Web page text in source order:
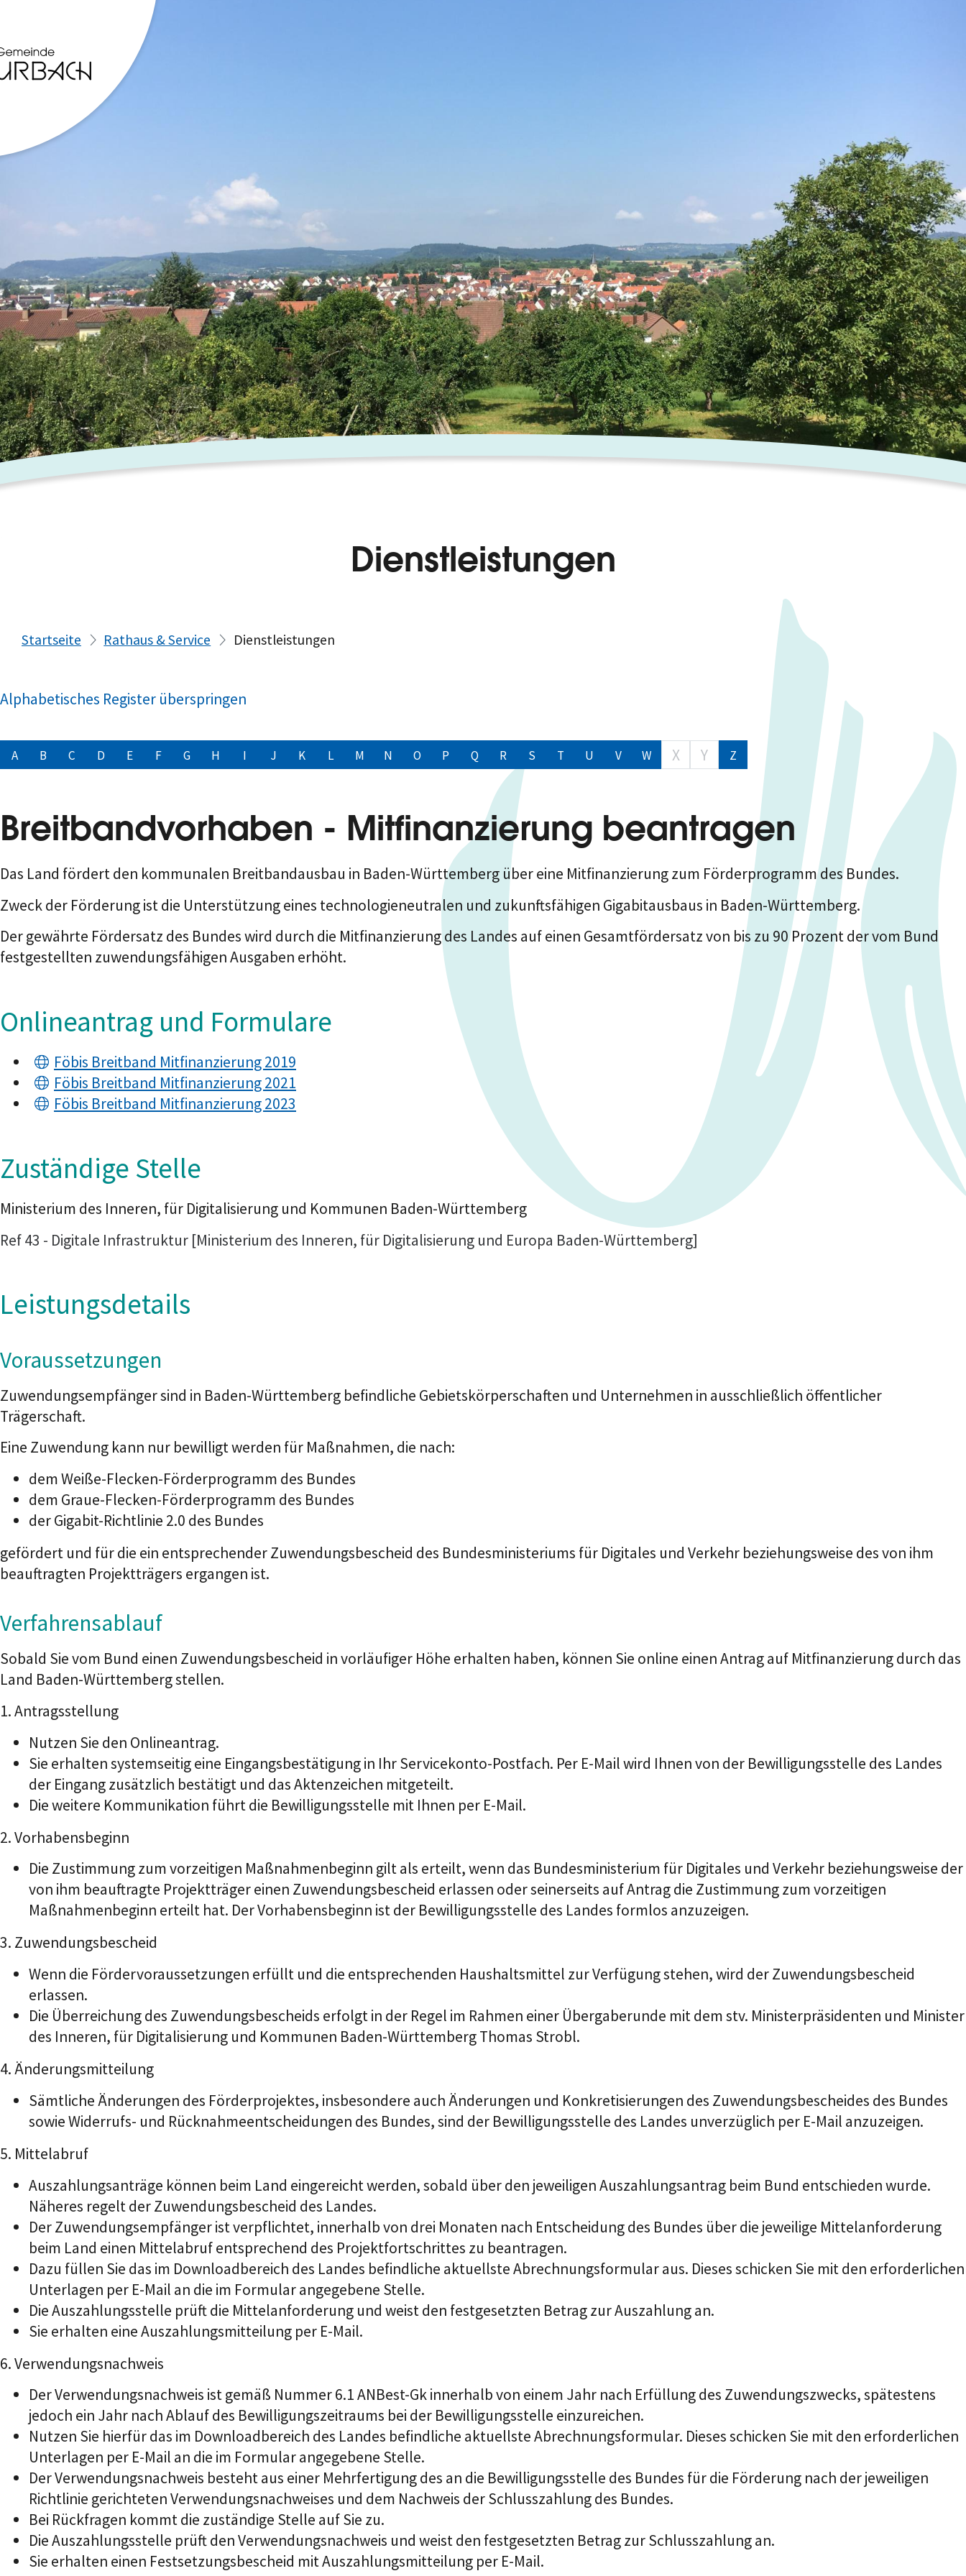
Dienstleistungen
Startseite Rathaus & Service Dienstleistungen
Alphabetisches Register überspringen
A B C D E F G H I J K L M N O P Q R S T U V W X Y Z
Breitbandvorhaben - Mitfinanzierung beantragen
Das Land fördert den kommunalen Breitbandausbau in Baden-Württemberg über eine Mitfinanzierung zum Förderprogramm des Bundes.
Zweck der Förderung ist die Unterstützung eines technologieneutralen und zukunftsfähigen Gigabitausbaus in Baden-Württemberg.
Dergewährte Fördersatz des Bundes wird durch die Mitfinanzierung des Landes auf einen Gesamtfördersatz von bis zu 90 Prozentder vom Bund
festgestellten zuwendungsfähigen Ausgaben erhöht.
Onlineantrag und Formulare
Föbis Breitband Mitfinanzierung 2019
Föbis Breitband Mitfinanzierung 2021
Föbis Breitband Mitfinanzierung 2023
Zuständige Stelle
Ministerium des Inneren, für Digitalisierung und Kommunen Baden-Württemberg
Ref 43 - Digitale Infrastruktur [Ministerium des Inneren, für Digitalisierung und Europa Baden-Württemberg]
Leistungsdetails
Voraussetzungen
Zuwendungsempfänger sind in Baden-Württemberg befindliche Gebietskörperschaften und Unternehmen in ausschließlich öffentlicher
Trägerschaft.
Eine Zuwendung kann nur bewilligt werden für Maßnahmen, die nach:
dem Weiße-Flecken-Förderprogramm des Bundes
dem Graue-Flecken-Förderprogramm des Bundes
der Gigabit-Richtlinie 2.0 des Bundes
gefördert und für die ein entsprechender Zuwendungsbescheid des Bundesministeriums für Digitales und Verkehr beziehungsweise des von ihm
beauftragten Projektträgers ergangen ist.
Verfahrensablauf
Sobald Sie vom Bund einen Zuwendungsbescheid in vorläufiger Höhe erhalten haben, können Sie online einen Antrag auf Mitfinanzierung durch das
Land Baden-Württemberg stellen.
1. Antragsstellung
Nutzen Sie den Onlineantrag.
Sie erhalten systemseitig eine Eingangsbestätigung in Ihr Servicekonto-Postfach. Per E-Mail wird Ihnen von der Bewilligungsstelle des Landes
der Eingang zusätzlich bestätigt und das Aktenzeichen mitgeteilt.
Die weitere Kommunikation führt die Bewilligungsstelle mit Ihnen per E-Mail.
2. Vorhabensbeginn
Die Zustimmung zum vorzeitigen Maßnahmenbeginn gilt als erteilt, wenn das Bundesministerium für Digitales und Verkehr beziehungsweise der
von ihm beauftragte Projektträger einen Zuwendungsbescheid erlassen oderseinerseits auf Antragdie Zustimmung zum vorzeitigen
Maßnahmenbeginn erteilt hat. Der Vorhabensbeginn ist der Bewilligungsstelle des Landes formlos anzuzeigen.
3. Zuwendungsbescheid
Wenn die Fördervoraussetzungen erfüllt und die entsprechenden Haushaltsmittel zur Verfügung stehen, wird der Zuwendungsbescheid
erlassen.
Die Überreichung des Zuwendungsbescheids erfolgt in der Regel im Rahmen einer Übergaberunde mit dem stv. Ministerpräsidenten und Minister
des Inneren, für Digitalisierung und Kommunen Baden-Württemberg Thomas Strobl.
4. Änderungsmitteilung
Sämtliche Änderungen des Förderprojektes, insbesondere auchÄnderungen und Konkretisierungen des Zuwendungsbescheides des Bundes
sowie Widerrufs- und Rücknahmeentscheidungen des Bundes,sind der Bewilligungsstelle des Landes unverzüglich per E-Mail anzuzeigen.
5. Mittelabruf
Auszahlungsanträge können beim Land eingereicht werden,sobald über den jeweiligen Auszahlungsantrag beim Bund entschiedenwurde.
Näheres regeltder Zuwendungsbescheid des Landes.
Der Zuwendungsempfänger ist verpflichtet, innerhalb von drei Monaten nach Entscheidung des Bundes über die jeweilige Mittelanforderung
beim Land einen Mittelabrufentsprechend des Projektfortschrittes zu beantragen.
Dazu füllen Sie das im Downloadbereich des Landes befindliche aktuellste Abrechnungsformular aus. Dieses schicken Sie mit den erforderlichen
Unterlagen per E-Mail an die im Formular angegebene Stelle.
Die Auszahlungsstelle prüft die Mittelanforderung und weist den festgesetzten Betrag zur Auszahlung an.
Sie erhalten eine Auszahlungsmitteilung per E-Mail.
6. Verwendungsnachweis
Der Verwendungsnachweis istgemäß Nummer 6.1 ANBest-Gkinnerhalbvon einem Jahr nach Erfüllung des Zuwendungszwecks, spätestens
jedoch ein Jahr nach Ablauf des Bewilligungszeitraums bei der Bewilligungsstelle einzureichen.
Nutzen Sie hierfür das im Downloadbereich des Landes befindliche aktuellste Abrechnungsformular. Dieses schicken Sie mit den erforderlichen
Unterlagen per E-Mail an die im Formular angegebene Stelle.
Der Verwendungsnachweis besteht aus einer Mehrfertigung des an die Bewilligungsstelle des Bundes für die Förderung nach der jeweiligen
Richtlinie gerichteten Verwendungsnachweises und dem Nachweis der Schlusszahlung des Bundes.
Bei Rückfragen kommt die zuständige Stelle auf Sie zu.
Die Auszahlungsstelle prüft den Verwendungsnachweis und weist den festgesetzten Betrag zur Schlusszahlung an.
Sie erhalten einen Festsetzungsbescheid mit Auszahlungsmitteilung per E-Mail.